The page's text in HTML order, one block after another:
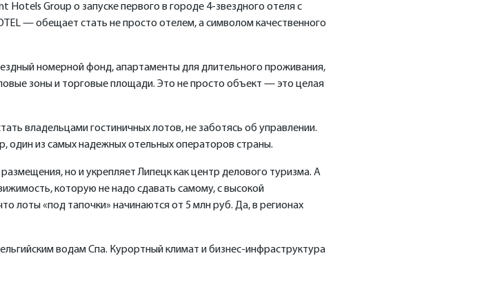
Group о запуске первого в городе 4-звездного отеля с
— обещает стать не просто отелем, а символом качественного
номерной фонд, апартаменты для длительного проживания,
зоны и торговые площади. Это не просто объект — это целая
владельцами гостиничных лотов, не заботясь об управлении.
один из самых надежных отельных операторов страны.
но и укрепляет Липецк как центр делового туризма. А
которую не надо сдавать самому, с высокой
лоты «под тапочки» начинаются от 5 млн руб. Да, в регионах
водам Спа. Курортный климат и бизнес-инфраструктура